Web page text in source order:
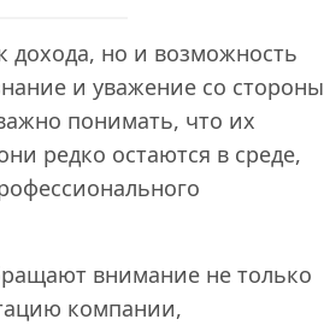
дохода, но и возможность
и уважение со стороны
понимать, что их
редко остаются в среде,
внимание не только
компании,